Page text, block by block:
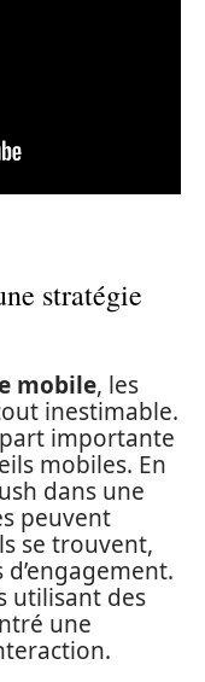
stratégie
mobile, les
inestimable.
importante
mobiles. En
dans une
peuvent
se trouvent,
utilisant des
une